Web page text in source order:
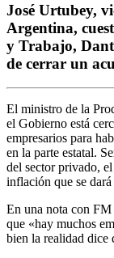
José Urtubey,
Argentina,
y Trabajo,
de cerrar un
El ministro de la
el Gobierno está
empresarios para
en la parte estatal.
del sector privado,
inflación que se
En una nota con
que «hay muchos
bien la realidad dice